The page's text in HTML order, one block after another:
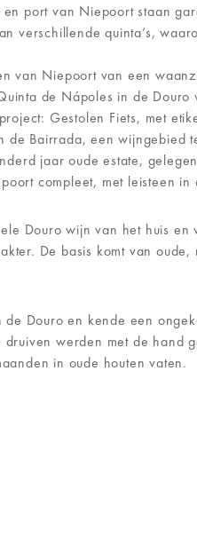
port van Niepoort staan
verschillende quinta’s,
van Niepoort van een
de Nápoles in de
Gestolen Fiets, met
Bairrada, een
jaar oude estate,
compleet, met leisteen
Douro wijn van het huis
De basis komt van
Douro en kende een
werden met de hand
in oude houten vaten.